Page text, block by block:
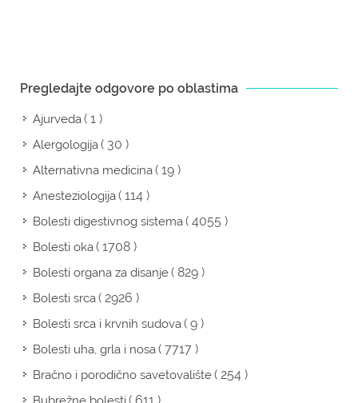
Pregledajte odgovore po oblastima
Ajurveda( 1 )
Alergologija( 30 )
Alternativna medicina( 19 )
Anesteziologija( 114 )
Bolesti digestivnog sistema( 4055 )
Bolesti oka( 1708 )
Bolesti organa za disanje( 829 )
Bolesti srca( 2926 )
Bolesti srca i krvnih sudova( 9 )
Bolesti uha, grla i nosa( 7717 )
Bračno i porodično savetovalište( 254 )